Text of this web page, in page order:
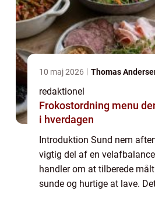
10 maj 2026 Thomas
redaktionel
Frokostordning menu
i hverdagen
Introduktion Sund nem
vigtig del af en
handler om at tilberede
sunde og hurtige at lave.